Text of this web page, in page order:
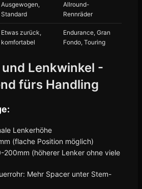
Ausgewogen,
Standard
Allround-
Rennräder
Etwas zurück,
komfortabel
Endurance, Gran
Fondo, Touring
Lenkwinkel -
fürs Handling
Lenkerhöhe
(flache Position möglich)
200mm (höherer Lenker ohne viele
Mehr Spacer unter Stem-